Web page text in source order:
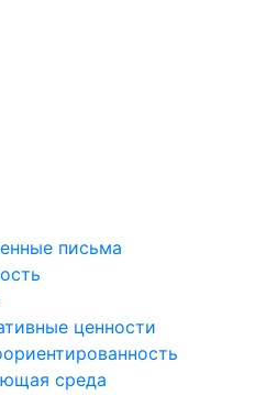
письма
ценности
среда